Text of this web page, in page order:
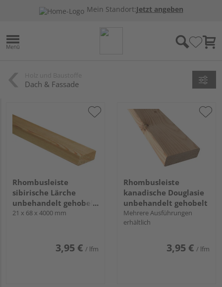
Mein Standort:Jetzt angeben
Dach & Fassade
Rhombusleiste
sibirische Lärche
unbehandelt gehobelt
hobelfallend
21 x 68 x 4000 mm
3,95 € / lfm
Rhombusleiste
kanadische Douglasie
unbehandelt gehobelt
Mehrere Ausführungen
erhältlich
3,95 € / lfm